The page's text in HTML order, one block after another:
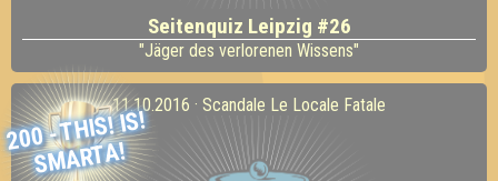
Seitenquiz Leipzig #26
"Jäger des verlorenen Wissens"
200 -
T
HIS! IS!
S
M
ART
A!
11.10.2016 · Scandale Le Locale Fatale